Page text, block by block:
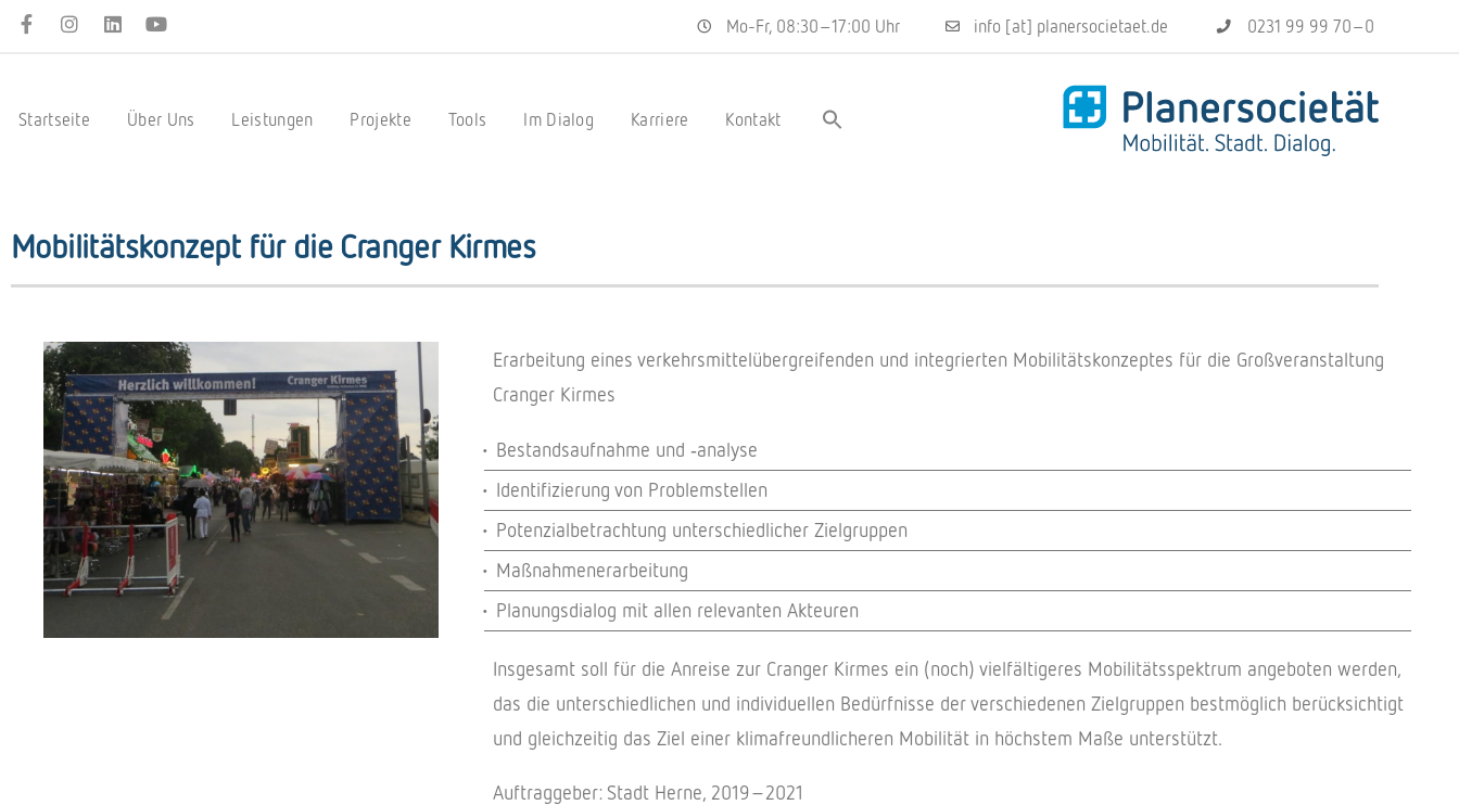
Mo-Fr, 08:30–17:00 Uhr info [at] planersocietaet.de 0231 99 99 70–0
Startseite Über Uns Leistungen Projekte Tools Im Dialog Karriere Kontakt
Mobilitätskonzept für die Cranger Kirmes
Erar­bei­tung eines verkehrs­mit­tel­über­grei­fen­den und inte­grier­ten Mobi­li­täts­kon­zep­tes für die Groß­ver­an­stal­tung
Cran­ger Kirmes
Bestands­auf­nahme und ‑analyse
Iden­ti­fi­zie­rung von Problemstellen
Poten­zi­al­be­trach­tung unter­schied­li­cher Zielgruppen
Maßnah­me­n­er­ar­bei­tung
Planungs­dia­log mit allen rele­van­ten Akteuren
Insge­samt soll für die Anreise zur Cran­ger Kirmes ein (noch) viel­fäl­ti­ge­res Mobi­li­täts­spek­trum ange­bo­ten werden,
das die unter­schied­li­chen und indi­vi­du­el­len Bedürf­nisse der verschie­de­nen Ziel­grup­pen best­mög­lich berück­sich­tigt
und gleich­zei­tig das Ziel einer klima­freund­li­che­ren Mobi­li­tät in höchs­tem Maße unterstützt.
Auftrag­ge­ber: Stadt Herne, 2019–2021